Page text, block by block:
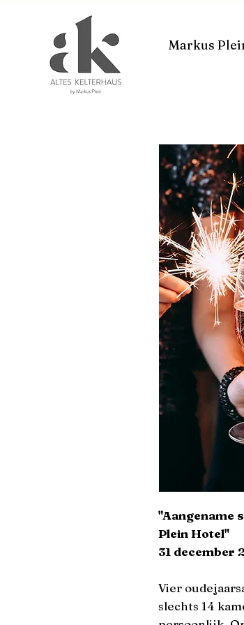
Markus
"Aangename
Plein Hotel"
31 december
Vier
slechts 14